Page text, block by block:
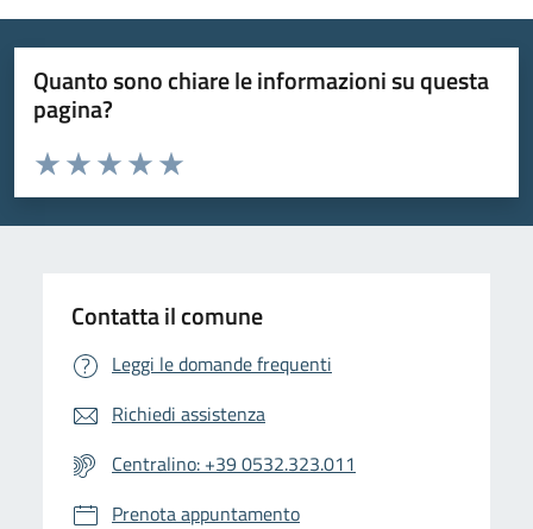
Quanto sono chiare le informazioni su questa
pagina?
Valuta da 1 a 5 stelle la pagina
Valuta 5 stelle su 5
Valuta 4 stelle su 5
Valuta 3 stelle su 5
Valuta 2 stelle su 5
Valuta 1 stelle su 5
Contatta il comune
Leggi le domande frequenti
Richiedi assistenza
Centralino: +39 0532.323.011
Prenota appuntamento